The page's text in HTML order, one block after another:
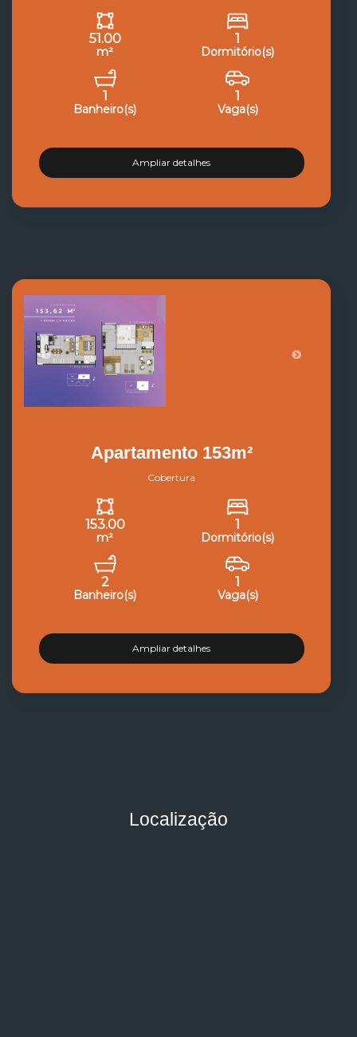
51.00
m²
1
Dormitório(s)
1
Banheiro(s)
1
Vaga(s)
Ampliar detalhes
Apartamento 153m²
Cobertura
153.00
m²
1
Dormitório(s)
2
Banheiro(s)
1
Vaga(s)
Ampliar detalhes
Localização